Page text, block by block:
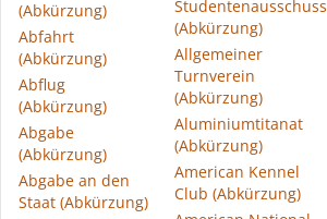
(Abkürzung)
Abfahrt
(Abkürzung)
Abflug
(Abkürzung)
Abgabe
(Abkürzung)
Abgabe an den
Staat (Abkürzung)
Studentenausschuss
(Abkürzung)
Allgemeiner
Turnverein
(Abkürzung)
Aluminiumtitanat
(Abkürzung)
American Kennel
Club (Abkürzung)